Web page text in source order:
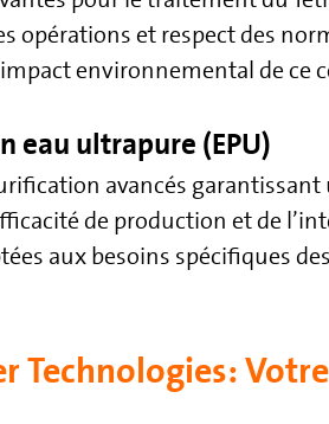
opérations et respect des
environnemental de ce
eau ultrapure (EPU)
avancés
de production et de
aux besoins spécifiques
Technologies: